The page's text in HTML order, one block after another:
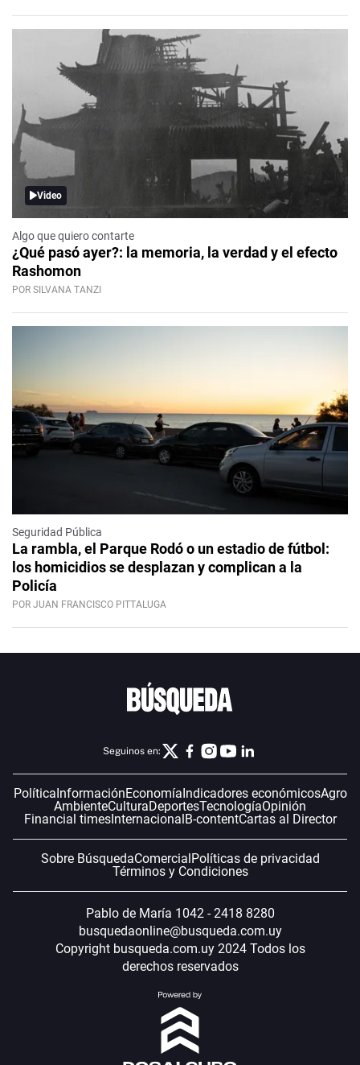
Video
Algo que quiero contarte
¿Qué pasó ayer?: la memoria, la verdad y el efecto
Rashomon
POR SILVANA TANZI
Seguridad Pública
La rambla, el Parque Rodó o un estadio de fútbol:
los homicidios se desplazan y complican a la
Policía
POR JUAN FRANCISCO PITTALUGA
Seguinos en:
Política InformaciónEconomía Indicadores económicosAgro
AmbienteCulturaDeportesTecnologíaOpinión
Financial timesInternacional B-contentCartas al Director
Sobre BúsquedaComercial Políticas de privacidad
Términos y Condiciones
Pablo de María 1042 - 2418 8280
busquedaonline@busqueda.com.uy
Copyright busqueda.com.uy 2024 Todos los
derechos reservados